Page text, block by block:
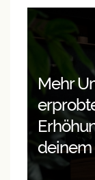
Mehr
deinem